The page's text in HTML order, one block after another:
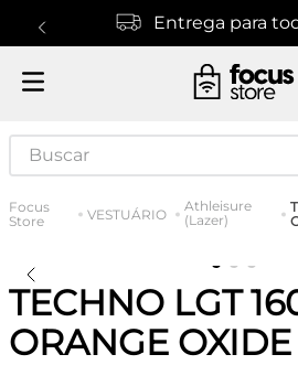
Entrega para
Buscar
VESTUÁRIO
Athleisure
(Lazer)
TECHNO LGT
ORANGE OXIDE